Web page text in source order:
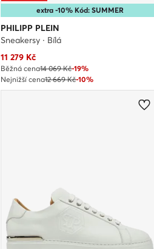
extra -10% Kód: SUMMER
PHILIPP PLEIN
Sneakersy · Bílá
Aktuální cena
11 279Kč
Běžná cena14 069 Kč-19%
Nejnižší cena12 669 Kč-10%